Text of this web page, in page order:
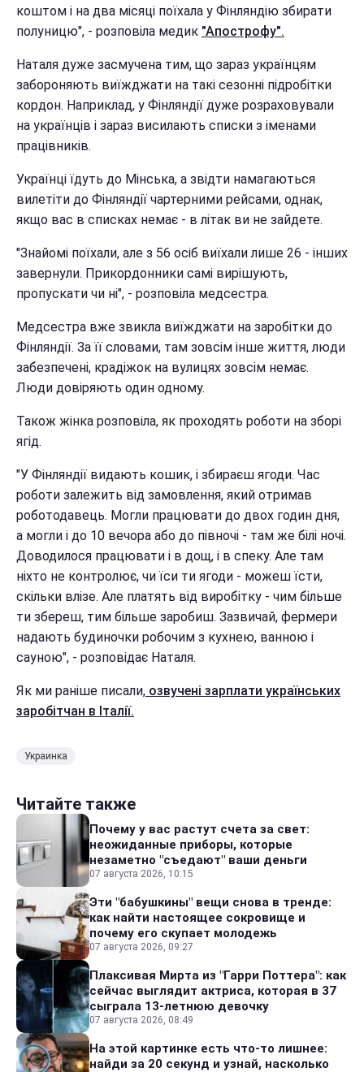
коштом і на два місяці поїхала у Фінляндію збирати
полуницю", - розповіла медик "Апострофу".
Наталя дуже засмучена тим, що зараз українцям
забороняють виїжджати на такі сезонні підробітки
кордон. Наприклад, у Фінляндії дуже розраховували
на українців і зараз висилають списки з іменами
працівників.
Українці їдуть до Мінська, а звідти намагаються
вилетіти до Фінляндії чартерними рейсами, однак,
якщо вас в списках немає - в літак ви не зайдете.
"Знайомі поїхали, але з 56 осіб виїхали лише 26 - інших
завернули. Прикордонники самі вирішують,
пропускати чи ні", - розповіла медсестра.
Медсестра вже звикла виїжджати на заробітки до
Фінляндії. За її словами, там зовсім інше життя, люди
забезпечені, крадіжок на вулицях зовсім немає.
Люди довіряють один одному.
Також жінка розповіла, як проходять роботи на зборі
ягід.
"У Фінляндії видають кошик, і збираєш ягоди. Час
роботи залежить від замовлення, який отримав
роботодавець. Могли працювати до двох годин дня,
а могли і до 10 вечора або до півночі - там же білі ночі.
Доводилося працювати і в дощ, і в спеку. Але там
ніхто не контролює, чи їси ти ягоди - можеш їсти,
скільки влізе. Але платять від виробітку - чим більше
ти збереш, тим більше заробиш. Зазвичай, фермери
надають будиночки робочим з кухнею, ванною і
сауною", - розповідає Наталя.
Як ми раніше писали, озвучені зарплати українських
заробітчан в Італії.
Украинка
Читайте также
Почему у вас растут счета за свет:
неожиданные приборы, которые
незаметно "съедают" ваши деньги
07 августа 2026, 10:15
Эти "бабушкины" вещи снова в тренде:
как найти настоящее сокровище и
почему его скупает молодежь
07 августа 2026, 09:27
Плаксивая Мирта из "Гарри Поттера": как
сейчас выглядит актриса, которая в 37
сыграла 13-летнюю девочку
07 августа 2026, 08:49
На этой картинке есть что-то лишнее:
найди за 20 секунд и узнай, насколько